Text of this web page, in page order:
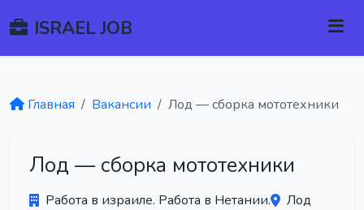
ISRAEL JOB
Главная Вакансии Лод — сборка мототехники
Лод — сборка мототехники
Работа в израиле. Работа в Нетании.
Лод